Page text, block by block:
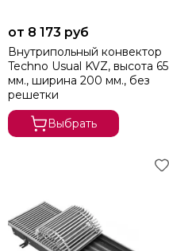
Vitron
Kampmann
Möhlenhoff
KZTO
от 8 173 руб
Внутрипольный конвектор
Techno Usual KVZ, высота 65
мм., ширина 200 мм., без
решетки
Выбрать